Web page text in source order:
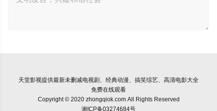
天堂影视提供最新未删减电视剧、经典动漫、搞笑综艺、高清电影大全
免费在线观看
Copyright © 2020 zhongqiok.com All Rights Reserved
湘ICP备03274684号